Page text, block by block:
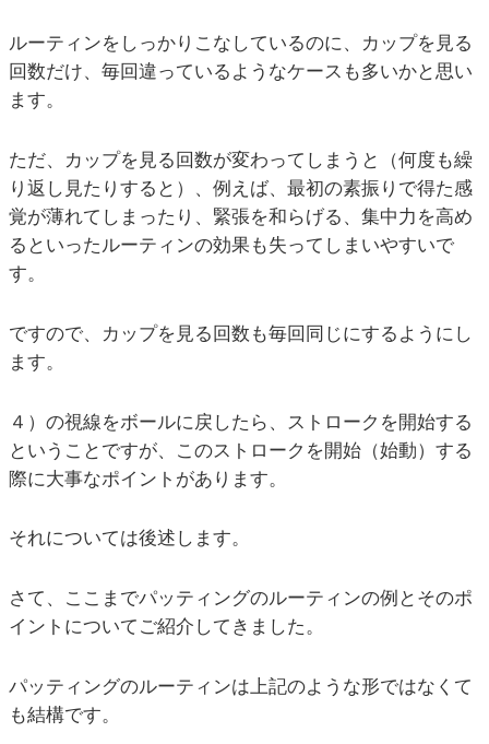
ルーティンをしっかりこなしているのに、カップを見る
回数だけ、毎回違っているようなケースも多いかと思い
ます。
ただ、カップを見る回数が変わってしまうと（何度も繰
り返し見たりすると）、例えば、最初の素振りで得た感
覚が薄れてしまったり、緊張を和らげる、集中力を高め
るといったルーティンの効果も失ってしまいやすいで
す。
ですので、カップを見る回数も毎回同じにするようにし
ます。
４）の視線をボールに戻したら、ストロークを開始する
ということですが、このストロークを開始（始動）する
際に大事なポイントがあります。
それについては後述します。
さて、ここまでパッティングのルーティンの例とそのポ
イントについてご紹介してきました。
パッティングのルーティンは上記のような形ではなくて
も結構です。